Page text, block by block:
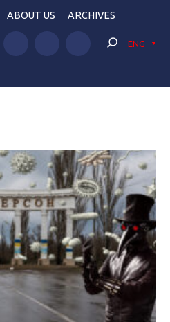
ABOUT US ARCHIVES
ENG